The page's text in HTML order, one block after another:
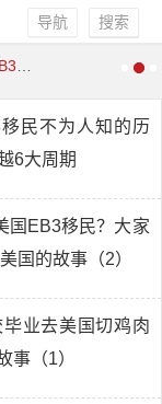
搜索
导航
条件 EB3移民流
民不为人知的历
6大周期
国EB3移民？大家
国的故事（2）
业去美国切鸡肉
（1）